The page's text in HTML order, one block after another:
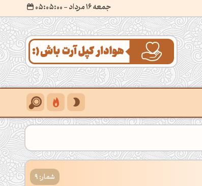
جمعه 16 مرداد
- ۰۵:۰۵:۰۱
شمار: 9